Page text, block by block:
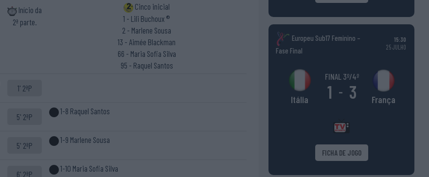
Início da
2ª parte.
Cinco inicial
1 - Lili Buchoux ®
2 - Marlene Sousa
13 - Aimée Blackman
66 - Maria Sofia Silva
95 - Raquel Santos
1' 2ªP
5' 2ªP
1-8 Raquel Santos
5' 2ªP
1-9 Marlene Sousa
6' 2ªP
1-10 Maria Sofia Silva
Europeu Sub17 Feminino –
Fase Final
15:30
25 JULHO
Itália
FINAL 3º/4º
1 - 3 França
FICHA DE JOGO